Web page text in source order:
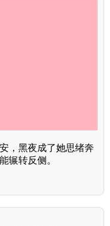
，黑夜成了她思绪奔
辗转反侧。